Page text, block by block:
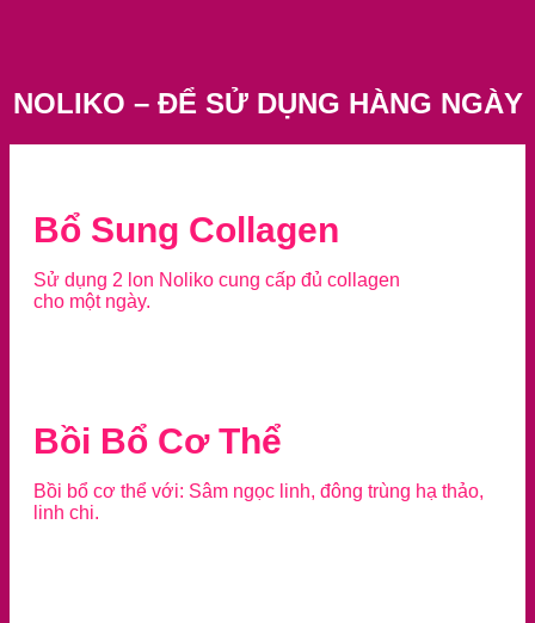
NOLIKO – ĐỂ SỬ DỤNG HÀNG NGÀY
Bổ Sung Collagen
Sử dụng 2 lon Noliko cung cấp đủ collagen
cho một ngày.
Bồi Bổ Cơ Thể
Bồi bổ cơ thể với: Sâm ngọc linh, đông trùng hạ thảo,
linh chi.